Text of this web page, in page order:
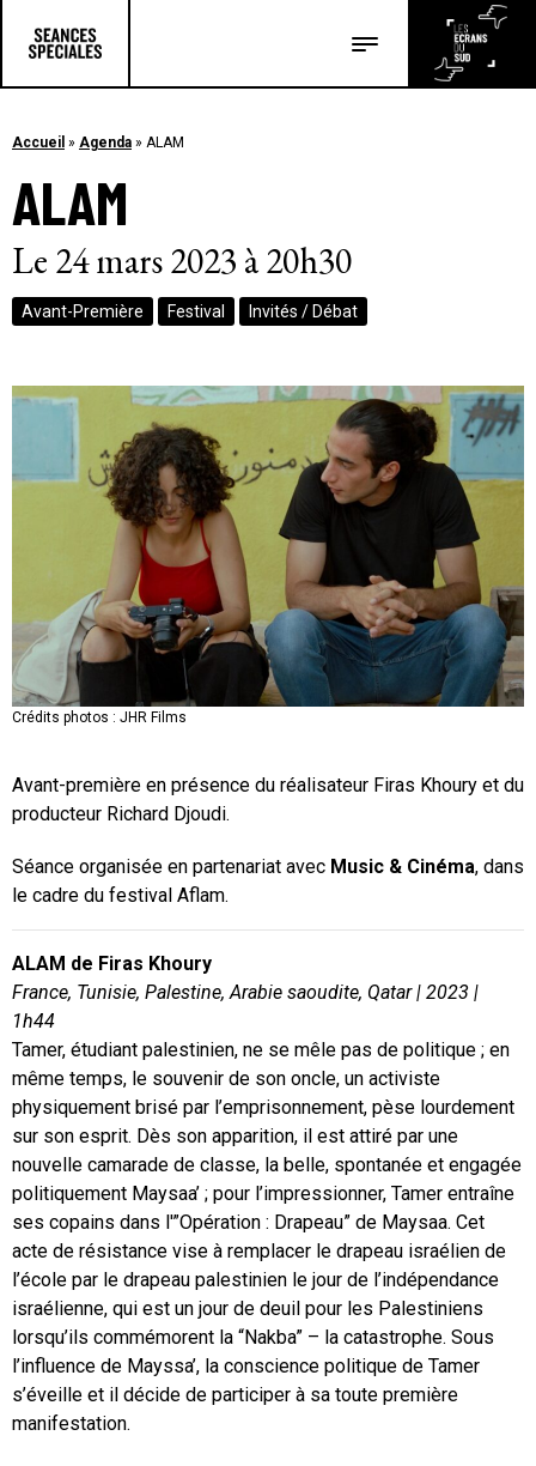
Accueil » Agenda » ALAM
ALAM
Le 24 mars 2023 à 20h30
Avant-Première Festival Invités / Débat
Crédits photos : JHR Films
Crédits photos : JHR Films
Avant-première en présence du réalisateur Firas Khoury et du
producteur Richard Djoudi.
Séance organisée en partenariat avec Music & Cinéma, dans
le cadre du festival Aflam.
ALAM de Firas Khoury
France, Tunisie, Palestine, Arabie saoudite, Qatar | 2023 |
1h44
Tamer, étudiant palestinien, ne se mêle pas de politique ; en
même temps, le souvenir de son oncle, un activiste
physiquement brisé par l’emprisonnement, pèse lourdement
sur son esprit. Dès son apparition, il est attiré par une
nouvelle camarade de classe, la belle, spontanée et engagée
politiquement Maysaa’ ; pour l’impressionner, Tamer entraîne
ses copains dans l'”Opération : Drapeau” de Maysaa. Cet
acte de résistance vise à remplacer le drapeau israélien de
l’école par le drapeau palestinien le jour de l’indépendance
israélienne, qui est un jour de deuil pour les Palestiniens
lorsqu’ils commémorent la “Nakba” – la catastrophe. Sous
l’influence de Mayssa’, la conscience politique de Tamer
s’éveille et il décide de participer à sa toute première
manifestation.